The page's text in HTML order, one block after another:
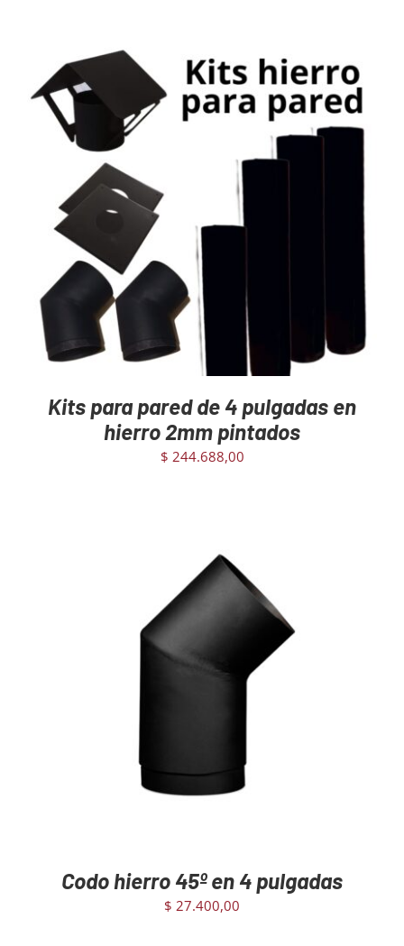
AGREGAR AL CARRITO
Kits para pared de 4 pulgadas en
hierro 2mm pintados
$ 244.688,00
Codo hierro 45º en 4 pulgadas
$ 27.400,00